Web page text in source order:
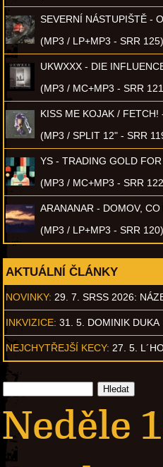
SEVERNÍ NÁSTUPIŠTĚ -
(MP3 / LP+MP3 - SRR 125)
UKWXXX - DIE
(MP3 / MC+MP3 - SRR
KISS ME KOJAK /
(MP3 / SPLIT 12" - SRR
YS - TRADING GOLD
(MP3 / MC+MP3 - SRR
ARANANAR - DOMOV, CO
(MP3 / LP+MP3 - SRR 120)
AKTUÁLNÍ ČLÁNKY
NOVINKY: 29. 7. SRSS 2026:
INKVIZICE: 31. 5. DOMINIK DUKA
NEJCHYTŘEJŠÍ KECY: 27. 5.
Neděle